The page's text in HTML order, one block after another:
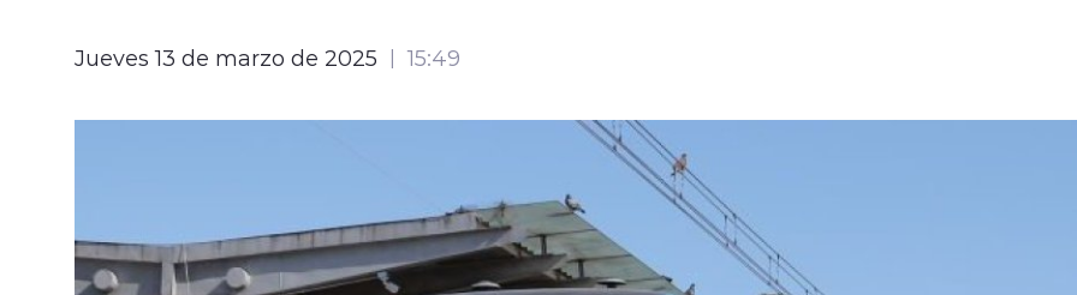
Jueves 13 de marzo de 2025 15:49